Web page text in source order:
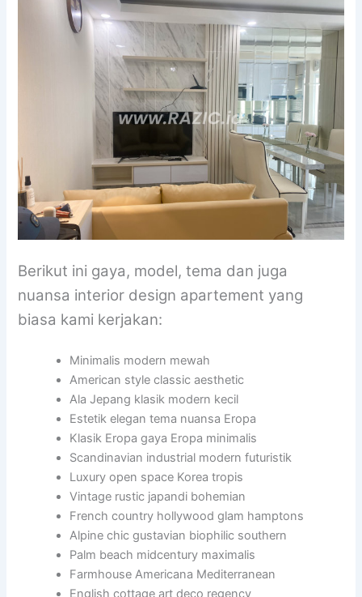
Berikut ini gaya, model, tema dan juga
nuansa interior design apartement yang
biasa kami kerjakan:
Minimalis modern mewah
American style classic aesthetic
Ala Jepang klasik modern kecil
Estetik elegan tema nuansa Eropa
Klasik Eropa gaya Eropa minimalis
Scandinavian industrial modern futuristik
Luxury open space Korea tropis
Vintage rustic japandi bohemian
French country hollywood glam hamptons
Alpine chic gustavian biophilic southern
Palm beach midcentury maximalis
Farmhouse Americana Mediterranean
English cottage art deco regency